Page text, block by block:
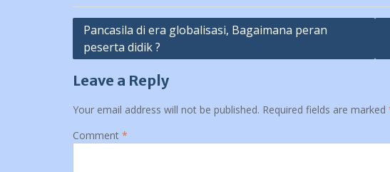
Post
navigation
Pancasila di era globalisasi, Bagaimana peran
peserta didik ?
Leave a Reply
Your email address will not be published. Required fields are marked
Comment *